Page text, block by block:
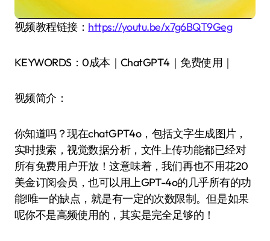
视频教程链接： https://youtu.be/x7g6BQT9Geg
KEYWORDS：0成本｜ChatGPT4｜免费使用｜
视频简介：
你知道吗？现在chatGPT4o，包括文字生成图片，
实时搜索，视觉数据分析，文件上传功能都已经对
所有免费用户开放！这意味着，我们再也不用花20
美金订阅会员，也可以用上GPT-4o的几乎所有的功
能!唯一的缺点，就是有一定的次数限制。但是如果
呢你不是高频使用的，其实是完全足够的！